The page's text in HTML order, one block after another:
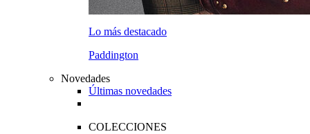
Lo más destacado
Paddington
Novedades
Últimas novedades
COLECCIONES